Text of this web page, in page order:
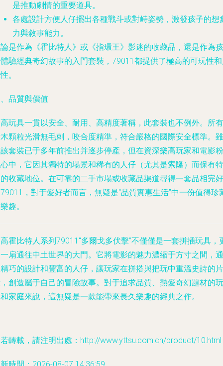
是推動劇情的重要道具。
各處設計方便人仔擺出各種戰斗或對峙姿勢，激發孩子的想
力與敘事能力。
是作為《霍比特人》或《指環王》影迷的收藏品，還是作為孩
驗經典奇幻故事的入門套裝，79011都提供了極高的可玩性
。
品質與價值
玩具一貫以安全、耐用、高精度著稱，此套裝也不例外。所有
顆粒光滑無毛刺，咬合度精準，符合嚴格的國際安全標準。雖
套裝已于多年前推出并逐步停產，但在資深樂高玩家和電影粉
中，它因其獨特的場景和稀有的人仔（尤其是索隆）而保有特
收藏地位。在可靠的二手市場或收藏品渠道尋得一套品相完好
，對于愛好者而言，無疑是“品質實惠生活”中一份值得珍
趣。
霍比特人系列79011“多爾戈多伏擊”不僅僅是一套拼插玩具，
扇通往中土世界的大門。它將電影的魅力濃縮于方寸之間，通
巧的設計和豐富的人仔，讓玩家在拼搭與把玩中重溫史詩的片
創造屬于自己的冒險故事。對于追求品質、熱愛奇幻題材的玩
家庭來說，這無疑是一款能帶來長久樂趣的經典之作。
轉載，請注明出處：http://www.yttsu.com.cn/product/10.html